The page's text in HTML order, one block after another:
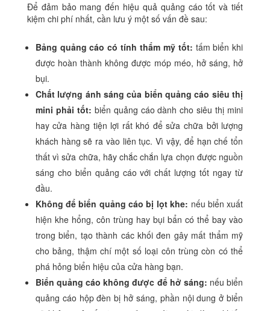
Để đảm bảo mang đến hiệu quả quảng cáo tốt và tiết
kiệm chi phí nhất, cần lưu ý một số vấn đề sau:
Bảng quảng cáo có tính thẩm mỹ tốt: tấm biển khi
được hoàn thành không được móp méo, hở sáng, hở
bụi.
Chất lượng ánh sáng của biển quảng cáo siêu thị
mini phải tốt: biển quảng cáo dành cho siêu thị mini
hay cửa hàng tiện lợi rất khó để sửa chữa bởi lượng
khách hàng sẽ ra vào liên tục. Vì vậy, để hạn chế tổn
thất vì sửa chữa, hãy chắc chắn lựa chọn được nguồn
sáng cho biển quảng cáo với chất lượng tốt ngay từ
đầu.
Không để biển quảng cáo bị lọt khe: nếu biển xuất
hiện khe hổng, côn trùng hay bụi bẩn có thể bay vào
trong biển, tạo thành các khối đen gây mất thẩm mỹ
cho bảng, thậm chí một số loại côn trùng còn có thể
phá hỏng biển hiệu của cửa hàng bạn.
Biển quảng cáo không được để hở sáng: nếu biển
quảng cáo hộp đèn bị hở sáng, phần nội dung ở biển